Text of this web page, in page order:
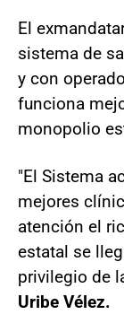
El
sistema de
y con
funciona
monopolio
"El Sistema
mejores
atención el
estatal se
privilegio de
Uribe Vélez.